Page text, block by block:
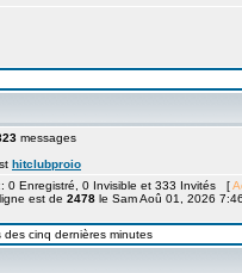
messages
hitclubproio
0 Enregistré, 0 Invisible et 333 Invités [
est de 2478 le Sam Aoû 01, 2026
cinq dernières minutes